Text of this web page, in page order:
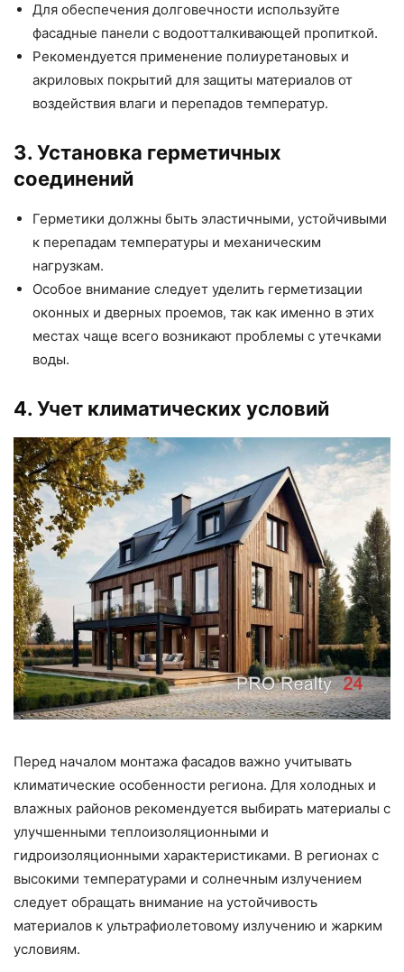
Для обеспечения долговечности используйте
фасадные панели с водоотталкивающей пропиткой.
Рекомендуется применение полиуретановых и
акриловых покрытий для защиты материалов от
воздействия влаги и перепадов температур.
3. Установка герметичных
соединений
Герметики должны быть эластичными, устойчивыми
к перепадам температуры и механическим
нагрузкам.
Особое внимание следует уделить герметизации
оконных и дверных проемов, так как именно в этих
местах чаще всего возникают проблемы с утечками
воды.
4. Учет климатических условий
Перед началом монтажа фасадов важно учитывать
климатические особенности региона. Для холодных и
влажных районов рекомендуется выбирать материалы с
улучшенными теплоизоляционными и
гидроизоляционными характеристиками. В регионах с
высокими температурами и солнечным излучением
следует обращать внимание на устойчивость
материалов к ультрафиолетовому излучению и жарким
условиям.